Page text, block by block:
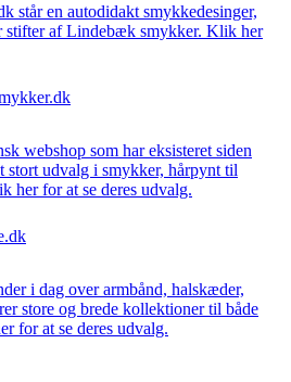
står en autodidakt smykkedesinger,
stifter af Lindebæk smykker. Klik her
webshop som har eksisteret siden
stort udvalg i smykker, hårpynt til
her for at se deres udvalg.
i dag over armbånd, halskæder,
store og brede kollektioner til både
for at se deres udvalg.